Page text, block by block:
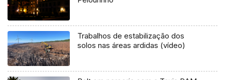
Trabalhos de estabilização dos
solos nas áreas ardidas (vídeo)